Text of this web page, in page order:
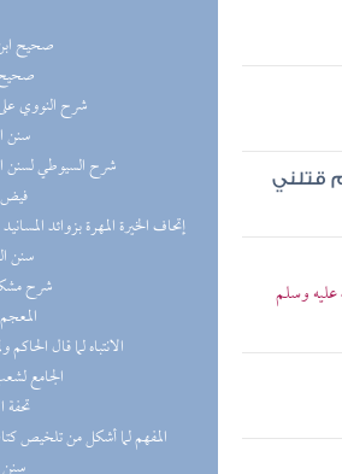
(16) صحيح
(15)
(15) شرح النووي
(13)
(13) شرح السيوطي لسنن
(11)
(10) إتحاف الخيرة المهرة بزوائد
(10)
(8) شرح
(8)
(8) الانتباه لما قال
(8) الجامع
(7)
(7) المفهم لما أشكل من تلخيص
قتلني
عليه وسلم